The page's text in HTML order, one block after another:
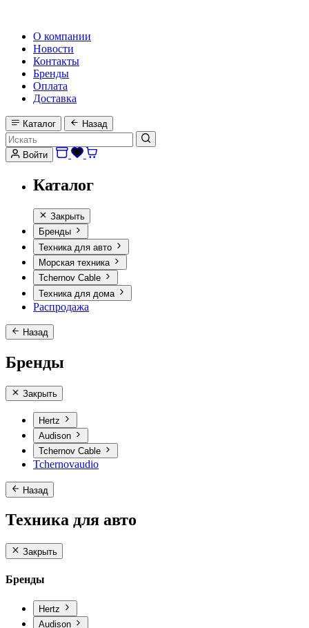
О компании
Новости
Контакты
Бренды
Оплата
Доставка
Каталог Назад
Войти
Каталог
Закрыть
Бренды
Техника для авто
Морская техника
Tchernov Cable
Техника для дома
Распродажа
Назад
Бренды
Закрыть
Hertz
Audison
Tchernov Cable
Tchernovaudio
Назад
Техника для авто
Закрыть
Бренды
Hertz
Audison